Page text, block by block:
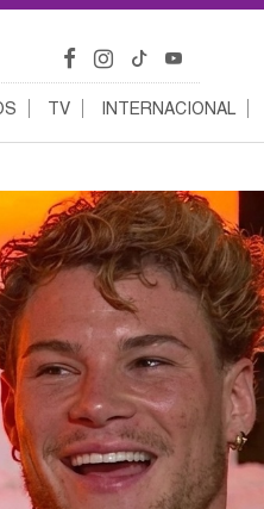
TV INTERNACIONAL